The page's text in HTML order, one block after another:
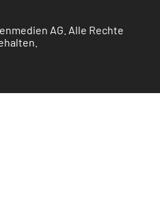
AG. Alle Rechte